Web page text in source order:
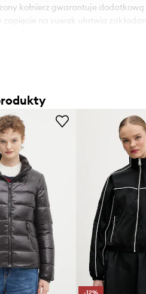
kołnierz gwarantuje dodatkową
zapięcie na suwak ułatwia
cm.
pod pachami: 50 cm.
w ramionach: 45 cm.
podane dla rozmiaru: S.
-12%